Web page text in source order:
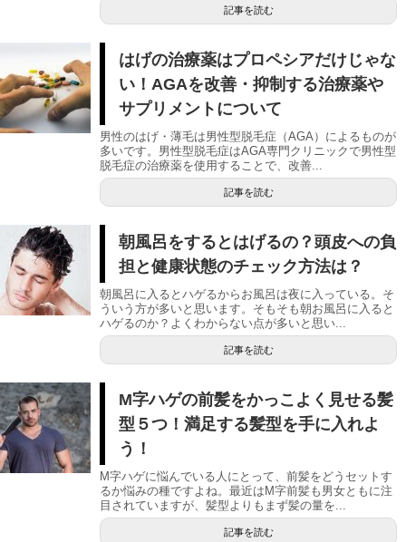
記事を読む
はげの治療薬はプロペシアだけじゃな
い！AGAを改善・抑制する治療薬や
サプリメントについて
男性のはげ・薄毛は男性型脱毛症（AGA）によるものが
多いです。男性型脱毛症はAGA専門クリニックで男性型
脱毛症の治療薬を使用することで、改善...
記事を読む
朝風呂をするとはげるの？頭皮への負
担と健康状態のチェック方法は？
朝風呂に入るとハゲるからお風呂は夜に入っている。そ
ういう方が多いと思います。そもそも朝お風呂に入ると
ハゲるのか？よくわからない点が多いと思い...
記事を読む
M字ハゲの前髪をかっこよく見せる髪
型５つ！満足する髪型を手に入れよ
う！
M字ハゲに悩んでいる人にとって、前髪をどうセットす
るか悩みの種ですよね。最近はM字前髪も男女ともに注
目されていますが、髪型よりもまず髪の量を...
記事を読む